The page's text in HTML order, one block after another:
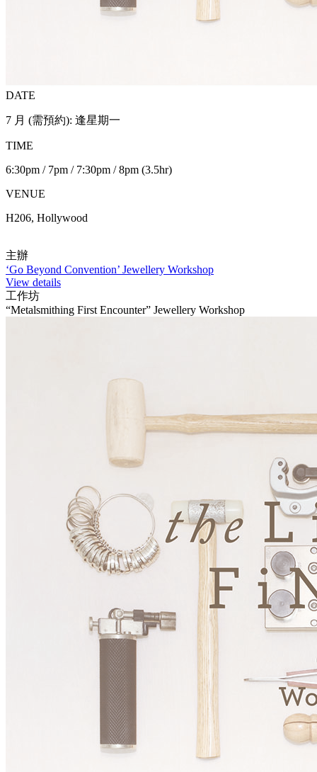
DATE
7 月 (需預約): 逢星期一
TIME
6:30pm / 7pm / 7:30pm / 8pm (3.5hr)
VENUE
H206, Hollywood
主辦
‘Go Beyond Convention’ Jewellery Workshop
View details
工作坊
“Metalsmithing First Encounter” Jewellery Workshop